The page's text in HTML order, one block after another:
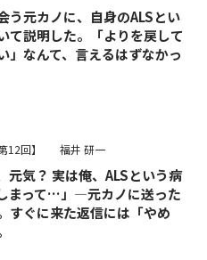
う元カノに、自身のALSとい
て説明した。「よりを戻して
」なんて、言えるはずなかっ
12回】 福井 研一
元気？ 実は俺、ALSという病
まって…」―元カノに送った
すぐに来た返信には「やめ